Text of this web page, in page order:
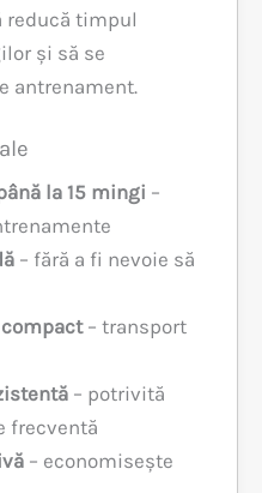
reducă timpul
și să se
antrenament.
la 15 mingi –
– fără a fi nevoie să
– transport
– potrivită
frecventă
– economisește